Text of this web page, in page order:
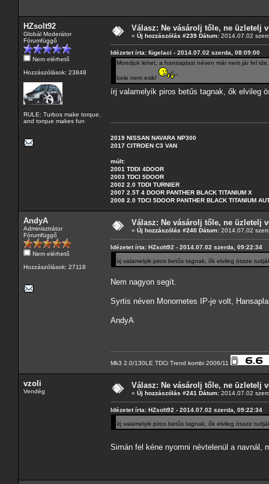
HZsolt92
Globál Moderátor
Fórumfüggő
Nem elérhető
Hozzászólások: 23848
RULE: Turbos make torque,
and torque makes fun
Válasz: Ne vásárolj tőle, ne üzletelj
« Új hozzászólás #239 Dátum: 2014.07.02
Idézetet írta: fügelaci - 2014.07.02 szerda, 08:09:00
Mondjuk lehet, a hansaplast néven már nem jár fel
bele nem esik!
írj valamelyik piros betűs tagnak, ők elvileg
2019 NISSAN NAVARA NP300
2017 CITROEN C3 VAN
múlt:
2001 TDDI 4DOOR
2003 TDCI 5DOOR
2002 2.0 TDDI TURNIER
2007 2.5T 4 DOOR PANTHER BLACK TITANIUM X
2008 2.0 TDCI 5DOOR PANTHER BLACK TITANIUM
AndyA
Adminisztrátor
Fórumfüggő
Nem elérhető
Hozzászólások: 27118
Válasz: Ne vásárolj tőle, ne üzletelj
« Új hozzászólás #240 Dátum: 2014.07.02
Idézetet írta: HZsolt92 - 2014.07.02 szerda, 09:22:34
írj valamelyik piros betűs tagnak, ők elvileg össze
Nem nagyon segít.
Syrtis néven Monornetes IP-je volt,
AndyA
Mk3 2.0/130LE TDCi Trend kombi 2006/11
vzoli
Vendég
Válasz: Ne vásárolj tőle, ne üzletelj
« Új hozzászólás #241 Dátum: 2014.07.02
Idézetet írta: HZsolt92 - 2014.07.02 szerda, 09:22:34
írj valamelyik piros betűs tagnak, ők elvileg össze
Simán fel kéne nyomni névtelenül a navnál,